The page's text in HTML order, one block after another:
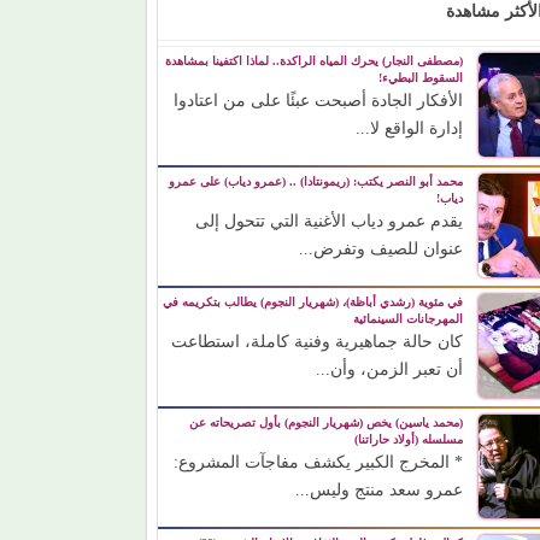
مشاهدة
(مصطفى النجار) يحرك المياه الراكدة.. لماذا اكتفينا بمشاهدة
السقوط البطيء!
الأفكار الجادة أصبحت عبئًا على من اعتادوا
إدارة الواقع لا...
محمد أبو النصر يكتب: (ريمونتادا) .. (عمرو دياب) على عمرو
دياب!
يقدم عمرو دياب الأغنية التي تتحول إلى
عنوان للصيف وتفرض...
في مئوية (رشدي أباظة)، (شهريار النجوم) يطالب بتكريمه في
المهرجانات السينمائية
كان حالة جماهيرية وفنية كاملة، استطاعت
أن تعبر الزمن، وأن...
(محمد ياسين) يخص (شهريار النجوم) بأول تصريحاته عن
مسلسله (أولاد حاراتنا)
* المخرج الكبير يكشف مفاجآت المشروع:
عمرو سعد منتج وليس...